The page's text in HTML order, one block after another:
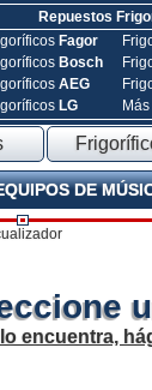
Repuestos
Fagor
Bosch
AEG
LG
DE
encuentra,